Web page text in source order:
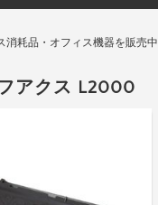
消耗品・オフィス機器を販売中
アクス L2000